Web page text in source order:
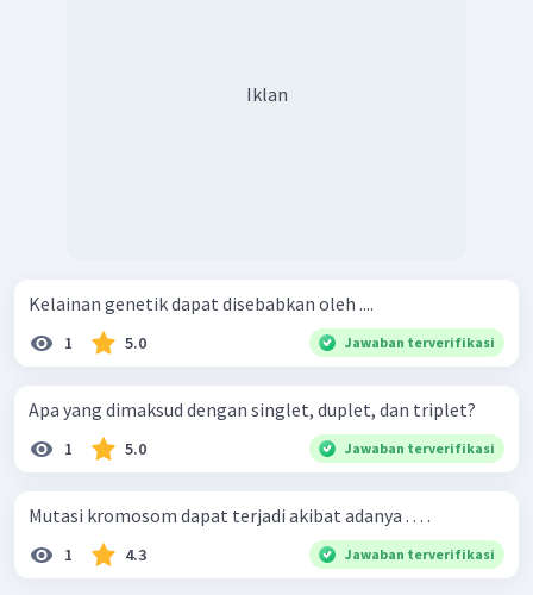
Iklan
Kelainan genetik dapat disebabkan oleh ....
1 5.0 Jawaban terverifikasi
Apa yang dimaksud dengan singlet, duplet, dan triplet?
1 5.0 Jawaban terverifikasi
Mutasi kromosom dapat terjadi akibat adanya . . . .
1 4.3 Jawaban terverifikasi